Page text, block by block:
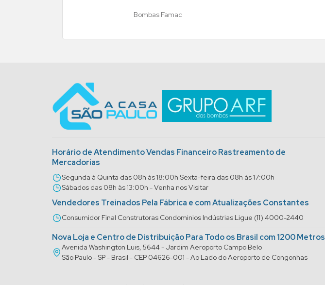
Bombas Famac
Horário de Atendimento Vendas Financeiro Rastreamento de
Mercadorias
Segunda à Quinta das 08h às 18:00h Sexta-feira das 08h às 17:00h
Sábados das 08h às 13:00h - Venha nos Visitar
Vendedores Treinados Pela Fábrica e com Atualizações Constantes
Consumidor Final Construtoras Condominios Indústrias Ligue (11) 4000-2440
Nova Loja e Centro de Distribuição Para Todo os Brasil com 1200 Metros
Avenida Washington Luis, 5644 - Jardim Aeroporto Campo Belo
São Paulo - SP - Brasil - CEP 04626-001 - Ao Lado do Aeroporto de Congonhas